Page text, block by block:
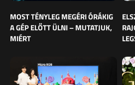
MOST TÉNYLEG MEGÉRI ÓRÁKIG
A GÉP ELŐTT ÜLNI – MUTATJUK,
MIÉRT